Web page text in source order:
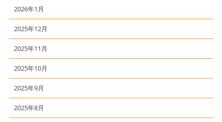
2026年1月
2025年12月
2025年11月
2025年10月
2025年9月
2025年8月